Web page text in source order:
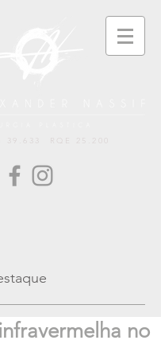
39.633 RQE 25.200
no